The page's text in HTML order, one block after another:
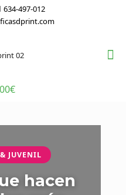
634-497-012
JUVENIL
hacen